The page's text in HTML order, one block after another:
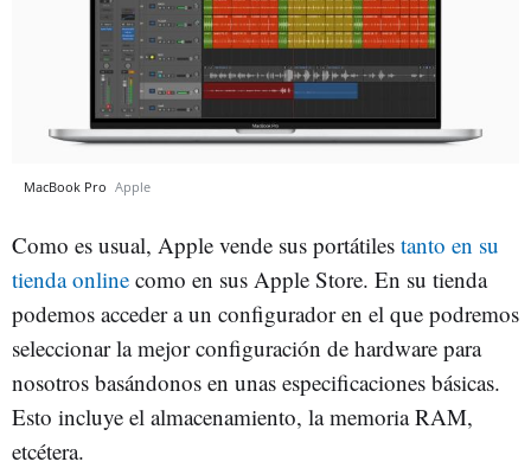
MacBook Pro Apple
Como es usual, Apple vende sus portátiles tanto en su
tienda online como en sus Apple Store. En su tienda
podemos acceder a un configurador en el que podremos
seleccionar la mejor configuración de hardware para
nosotros basándonos en unas especificaciones básicas.
Esto incluye el almacenamiento, la memoria RAM,
etcétera.